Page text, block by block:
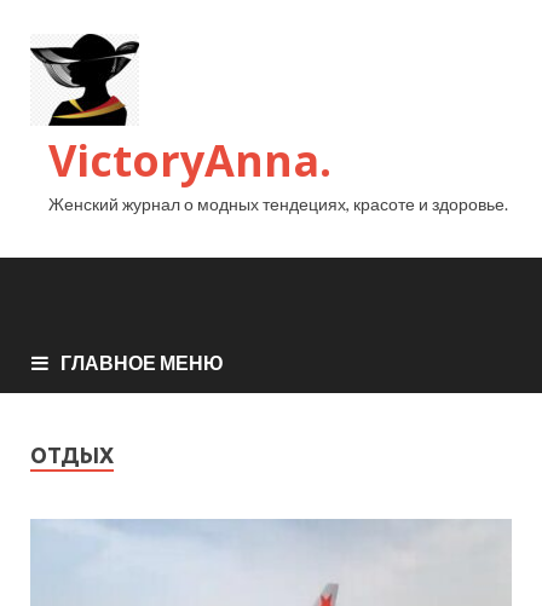
VictoryAnna.
Женский журнал о модных тендециях, красоте и здоровье.
ГЛАВНОЕ МЕНЮ
ОТДЫХ